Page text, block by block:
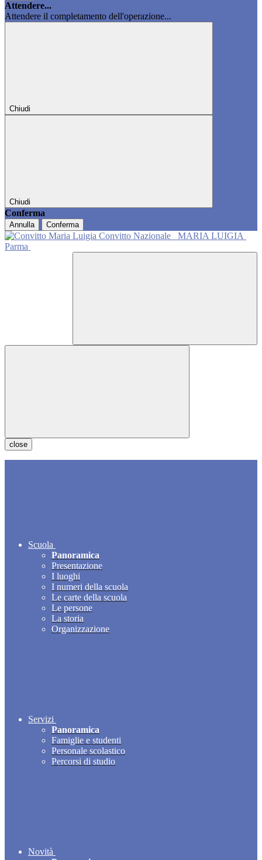
Attendere...
Attendere il completamento dell'operazione...
Chiudi
Chiudi
Conferma
Annulla Conferma
Convitto Nazionale
MARIA LUIGIA
Parma
close
Scuola
Panoramica
Presentazione
I luoghi
I numeri della scuola
Le carte della scuola
Le persone
La storia
Organizzazione
Servizi
Panoramica
Famiglie e studenti
Personale scolastico
Percorsi di studio
Novità